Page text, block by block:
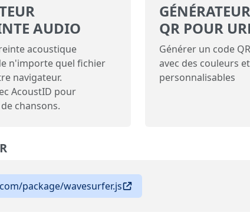
AUDIO
acoustique
n'importe quel fichier
navigateur.
AcoustID pour
chansons.
QR POUR
Générer un code
avec des couleurs
personnalisables
package/wavesurfer.js